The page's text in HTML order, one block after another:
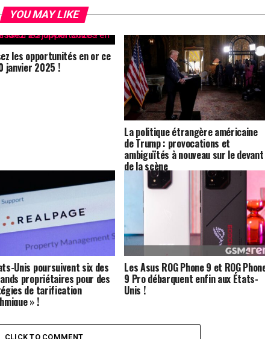
YOU MAY LIKE
les opportunités en or ce
janvier 2025 !
La politique étrangère américaine
de Trump : provocations et
ambiguïtés à nouveau sur le devant
de la scène
Unis poursuivent six des
propriétaires pour des
de tarification
» !
Les Asus ROG Phone 9 et ROG
9 Pro débarquent enfin aux États-
Unis !
CLICK TO COMMENT